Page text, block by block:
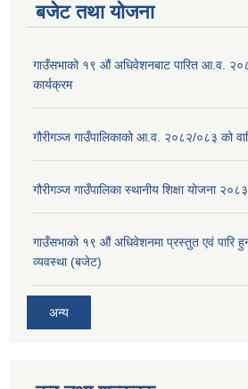
बजेट तथा याेजना
गाउँसभाको १९ औं अधिवेशनबाट पारित आ.व.
कार्यक्रम
गौरीगञ्ज गाउँपालिकाको आ.व. २०८२/०८३ को
गौरीगञ्ज गाउँपालिका स्थानीय शिक्षा योजना
गाउँसभाको १९ ‌औं अधिवेशनमा प्रस्तुत एवं पारि
व्यवस्था (बजेट)
अन्य